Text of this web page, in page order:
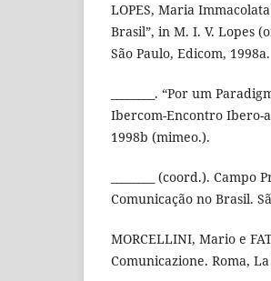
LOPES, Maria
Brasil”, in M. I. V. Lopes
São Paulo, Edicom, 1998a.
________. “Por um
Ibercom-Encontro Ibero-
1998b (mimeo.).
________ (coord.).
Comunicação no Brasil.
MORCELLINI, Mario e
Comunicazione. Roma,